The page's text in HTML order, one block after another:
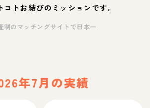
コトお結びのミッションです。
制のマッチングサイトで日本一
年7月の実績